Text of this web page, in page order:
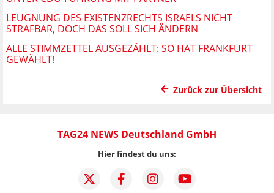
LEUGNUNG DES EXISTENZRECHTS ISRAELS NICHT
STRAFBAR, DOCH DAS SOLL SICH ÄNDERN
ALLE STIMMZETTEL AUSGEZÄHLT: SO HAT FRANKFURT
GEWÄHLT!
Zurück zur Übersicht
TAG24 NEWS Deutschland GmbH
Hier findest du uns: